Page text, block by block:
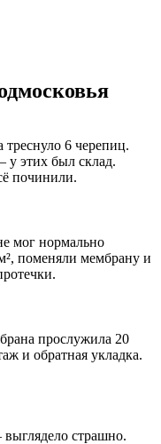
треснуло 6 черепиц.
у этих был склад.
починили.
мог нормально
поменяли мембрану и
прослужила 20
и обратная укладка.
страшно.